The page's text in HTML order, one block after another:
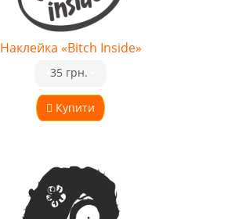
Наклейка «Bitch Inside»
Купити
35 грн.